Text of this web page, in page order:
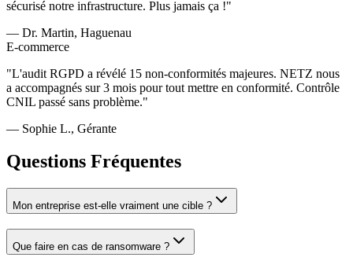
sécurisé notre infrastructure. Plus jamais ça !"
— Dr. Martin, Haguenau
E-commerce
"L'audit RGPD a révélé 15 non-conformités majeures. NETZ nous
a accompagnés sur 3 mois pour tout mettre en conformité. Contrôle
CNIL passé sans problème."
— Sophie L., Gérante
Questions Fréquentes
Mon entreprise est-elle vraiment une cible ?
Que faire en cas de ransomware ?